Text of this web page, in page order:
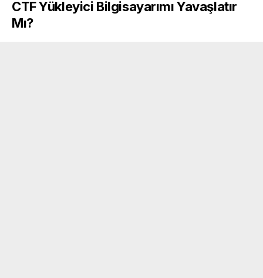
CTF Yükleyici Bilgisayarımı Yavaşlatır
Mı?